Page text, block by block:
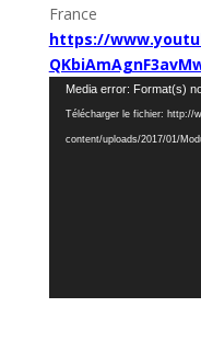
France
https://
Lecteur
vidéo
Media error: Format(s)
Télécharger le fichier: http://
content/uploads/2017/01/